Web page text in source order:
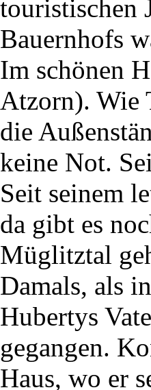
touristischen
Bauernhofs
Im schönen
Atzorn). Wie
die
keine Not.
Seit seinem
da gibt es
Müglitztal
Damals, als
Hubertys
gegangen.
Haus, wo er